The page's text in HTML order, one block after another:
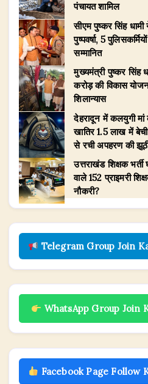
पंचायत शामिल
सीएम पुष्कर सिंह धामी
पुष्पवर्षा, 5
सम्मानित
मुख्यमंत्री पुष्कर सिंह
करोड़ की विकास
शिलान्यास
देहरादून में कलयुगी
खातिर 1.5 लाख में
से रची अपहरण की
उत्तराखंड शिक्षक
वाले 152 प्राइमरी
नौकरी?
Telegram Group Join
WhatsApp Group Join
Facebook Page Follow